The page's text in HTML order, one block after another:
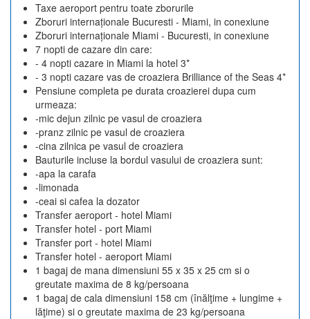
Taxe aeroport pentru toate zborurile
Zboruri internaționale Bucuresti - Miami, in conexiune
Zboruri internaționale Miami - Bucuresti, in conexiune
7 nopti de cazare din care:
- 4 nopti cazare in Miami la hotel 3*
- 3 nopti cazare vas de croaziera Brilliance of the Seas 4*
Pensiune completa pe durata croazierei dupa cum
urmeaza:
-mic dejun zilnic pe vasul de croaziera
-pranz zilnic pe vasul de croaziera
-cina zilnica pe vasul de croaziera
Bauturile incluse la bordul vasului de croaziera sunt:
-apa la carafa
-limonada
-ceai si cafea la dozator
Transfer aeroport - hotel Miami
Transfer hotel - port Miami
Transfer port - hotel Miami
Transfer hotel - aeroport Miami
1 bagaj de mana dimensiuni 55 x 35 x 25 cm si o
greutate maxima de 8 kg/persoana
1 bagaj de cala dimensiuni 158 cm (înălţime + lungime +
lăţime) si o greutate maxima de 23 kg/persoana